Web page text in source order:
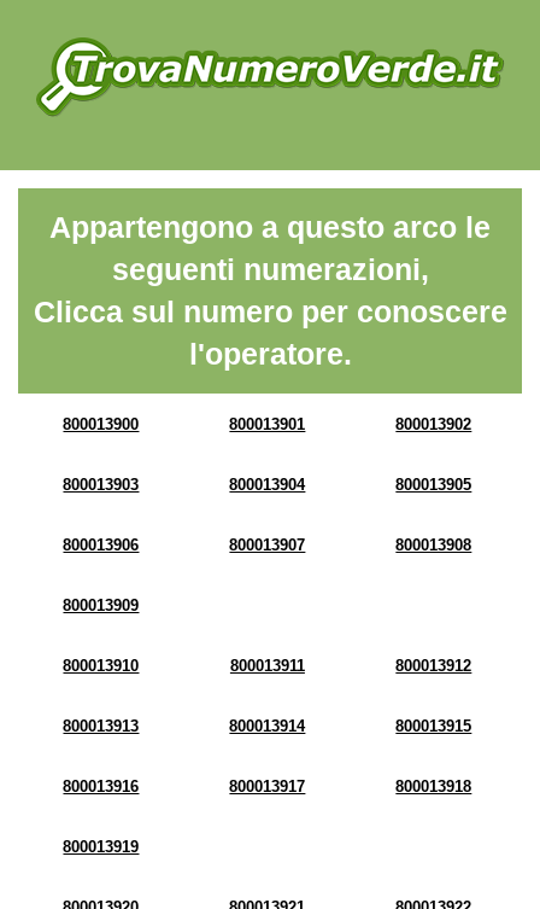
Appartengono a questo arco le
seguenti numerazioni,
Clicca sul numero per conoscere
l'operatore.
800013900 800013901 800013902
800013903 800013904 800013905
800013906 800013907 800013908
800013909
800013910 800013911 800013912
800013913 800013914 800013915
800013916 800013917 800013918
800013919